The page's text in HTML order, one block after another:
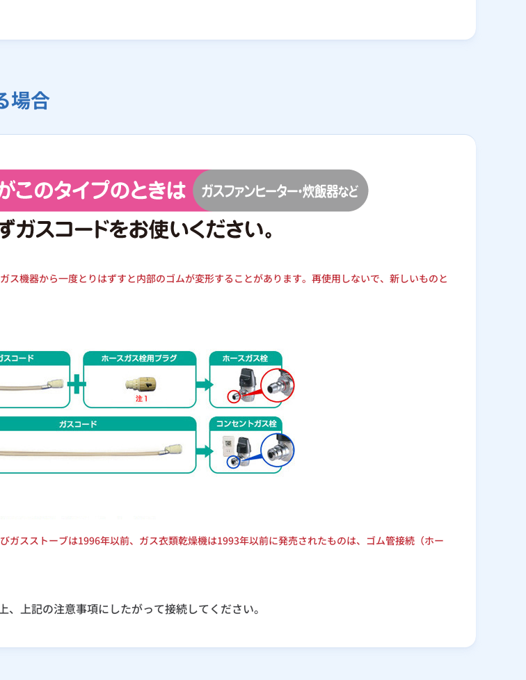
場合
機器から一度とりはずすと内部のゴムが変形することがあります。再使用しないで、新しいものと
スストーブは1996年以前、ガス衣類乾燥機は1993年以前に発売されたものは、ゴム管接続（ホー
上記の注意事項にしたがって接続してください。